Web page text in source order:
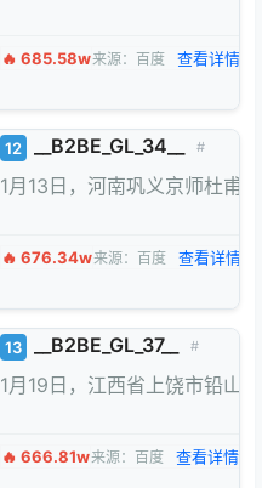
🔥 685.58w来源：百度 查看详情 →
12 __B2BE_GL_34__ #
1月13日，河南巩义京师杜甫
🔥 676.34w来源：百度 查看详情 →
13 __B2BE_GL_37__ #
1月19日，江西省上饶市铅山
🔥 666.81w来源：百度 查看详情 →